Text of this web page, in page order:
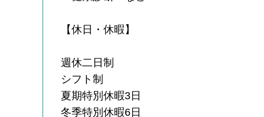
【休日・休暇】
週休二日制
シフト制
夏期特別休暇3日
冬季特別休暇6日